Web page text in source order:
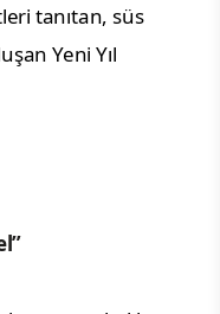
tanıtan, süs
Yeni Yıl